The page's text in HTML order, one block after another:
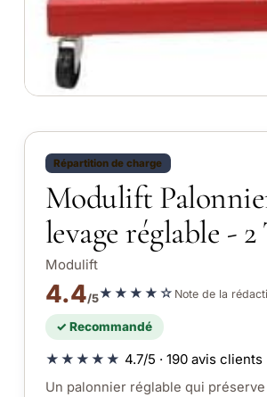
Répartition de charge
Modulift
levage réglable - 2
Modulift
4.4/5★★★★☆ Note de la
✓ Recommandé
★★★★★ 4.7/5 · 190 avis clients
Un palonnier réglable qui